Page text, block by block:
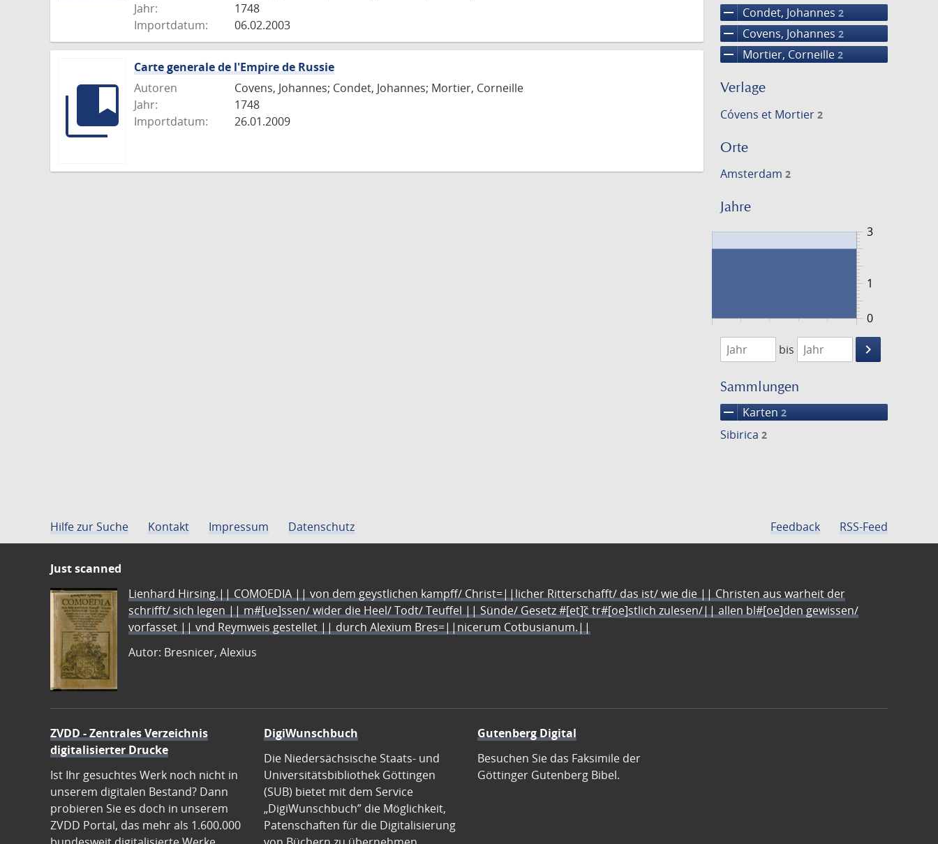
remove Condet, Johannes 2
remove Covens, Johannes 2
remove Mortier, Corneille 2
Verlage
Cóvens et Mortier 2
Orte
Amsterdam 2
Jahre
0
3
1
1748
1749
bis
keyboard_arrow_right
Suche
Sammlungen
remove Karten 2
Sibirica 2
Jahr:
1748
Importdatum:
06.02.2003
Carte generale de l'Empire de Russie
Autoren
Covens, Johannes; Condet, Johannes; Mortier, Corneille
Jahr:
1748
Importdatum:
26.01.2009
Hilfe zur Suche Kontakt Impressum Datenschutz Feedback RSS-Feed
Just scanned
Lienhard Hirsing.|| COMOEDIA || von dem geystlichen kampff/ Christ=||licher Ritterschafft/ das ist/ wie die || Christen aus warheit der
schrifft/ sich legen || m#[ue]ssen/ wider die Heel/ Todt/ Teuffel || Sünde/ Gesetz #[et]c̃ tr#[oe]stlich zulesen/|| allen bl#[oe]den gewissen/
vorfasset || vnd Reymweis gestellet || durch Alexium Bres=||nicerum Cotbusianum.||
Autor: Bresnicer, Alexius
ZVDD - Zentrales Verzeichnis
digitalisierter Drucke
Ist Ihr gesuchtes Werk noch nicht in
unserem digitalen Bestand? Dann
probieren Sie es doch in unserem
ZVDD Portal, das mehr als 1.600.000
DigiWunschbuch
Die Niedersächsische Staats- und
Universitätsbibliothek Göttingen
(SUB) bietet mit dem Service
„DigiWunschbuch” die Möglichkeit,
Patenschaften für die Digitalisierung
Gutenberg Digital
Besuchen Sie das Faksimile der
Göttinger Gutenberg Bibel.